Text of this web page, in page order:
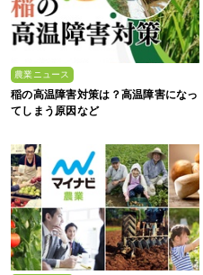
農業ニュース
稲の高温障害対策は？高温障害になっ
てしまう原因など